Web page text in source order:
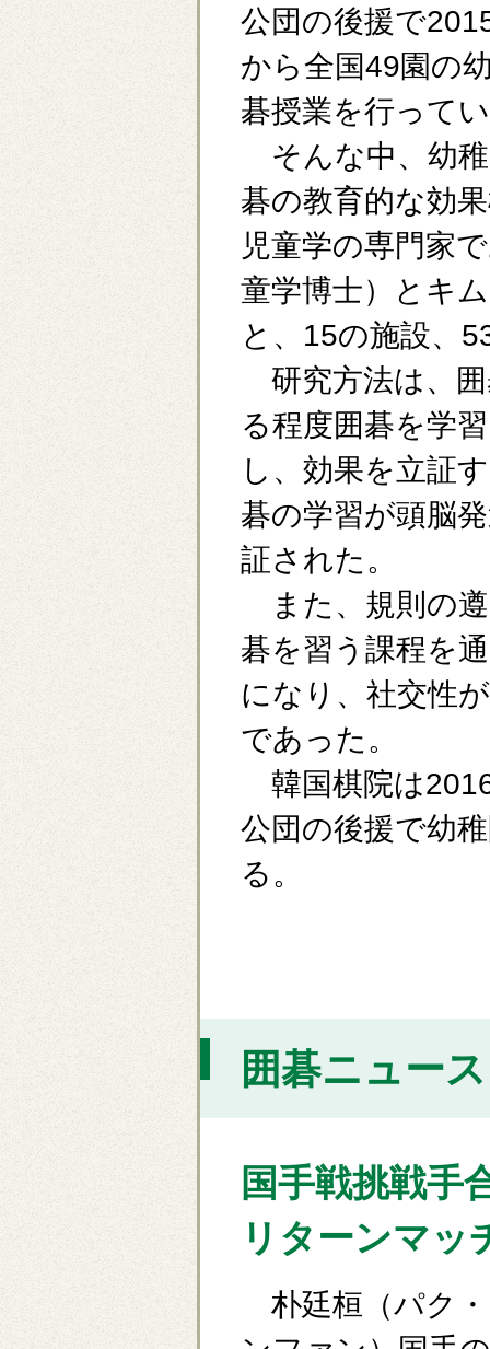
公団の後援で
から全国49園の
碁授業を行って
そんな中、幼
碁の教育的な効
児童学の専門家
童学博士）とキ
と、15の施設、
研究方法は、囲
る程度囲碁を学
し、効果を立証
碁の学習が頭脳
証された。
また、規則の遵
碁を習う課程を
になり、社交性
であった。
韓国棋院は
公団の後援で幼
る。
囲碁ニュー
国手戦挑戦手
リターンマッ
朴廷桓（パク